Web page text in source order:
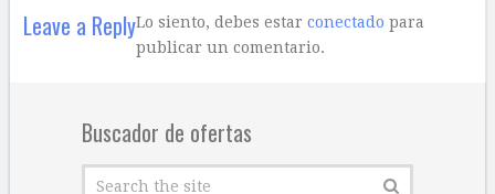
Leave a ReplyLo siento, debes estar conectado para
publicar un comentario.
Buscador de ofertas